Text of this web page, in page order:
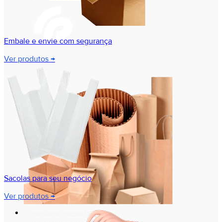
PAPELARIA E PRESENTES
Embale e envie com segurança
Ver produtos →
Sacolas para seu negócio
Ver produtos →